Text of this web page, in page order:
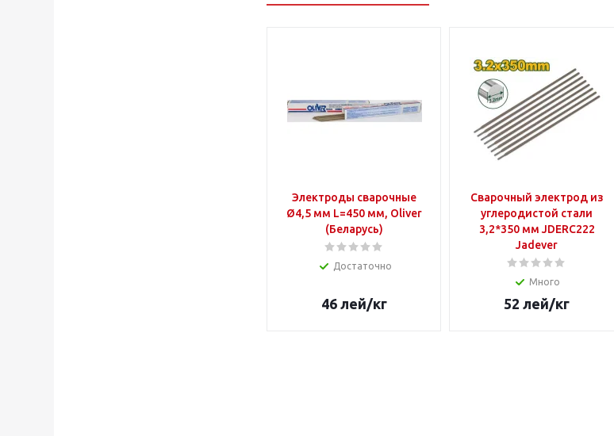
Электроды сварочные
Ø4,5 мм L=450 мм, Oliver
(Беларусь)
Достаточно
46 лей/кг
Сварочный электрод из
углеродистой стали
3,2*350 мм JDERC222
Jadever
Много
52 лей/кг